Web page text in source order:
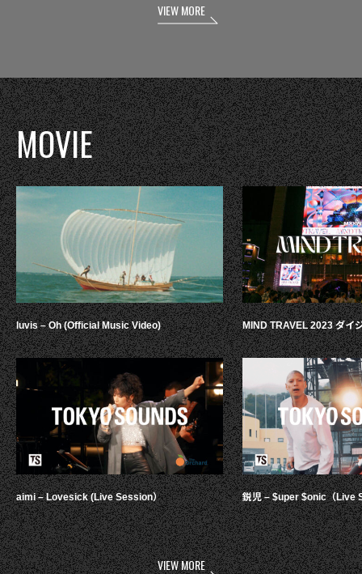
VIEW MORE
MOVIE
luvis – Oh (Official Music Video)
aimi – Lovesick (Live Session）
MIND TRAVEL 2023 ダイ
鋭児 – $uper $onic（Live
VIEW MORE